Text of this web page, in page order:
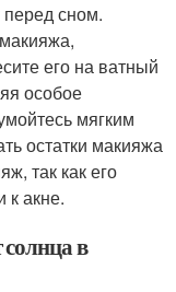
сном.
его на ватный
особое
мягким
остатки макияжа
так как его
к акне.
в